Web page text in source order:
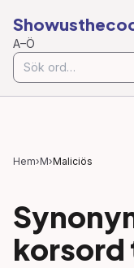
A–Ö
Hem›M›Maliciös
korsord